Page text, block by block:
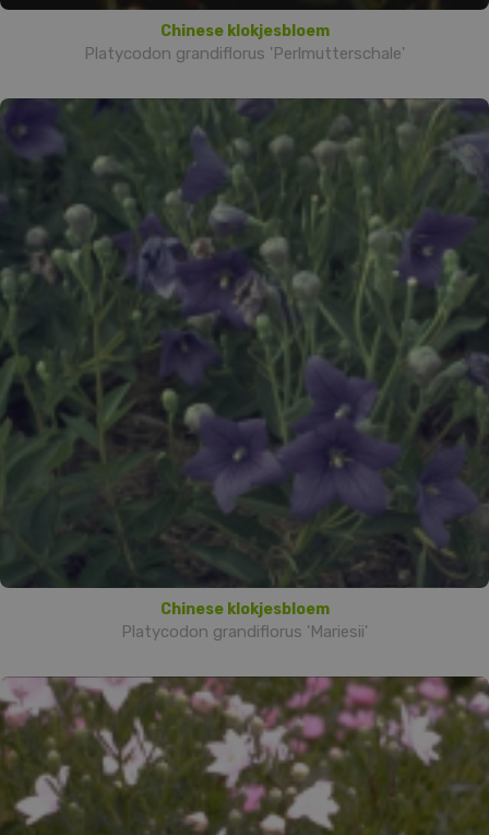
Chinese klokjesbloem
Platycodon grandiflorus 'Perlmutterschale'
Chinese klokjesbloem
Platycodon grandiflorus 'Mariesii'